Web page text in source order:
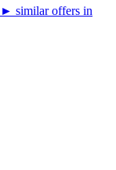
► similar offers in